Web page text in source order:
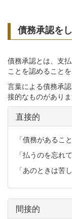
債務承認を
債務承認とは、支
ことを認めることを
言葉による債務承
接的なものがありま
直接的
「債務があるこ
「払うのを忘れ
「あのときは苦
間接的